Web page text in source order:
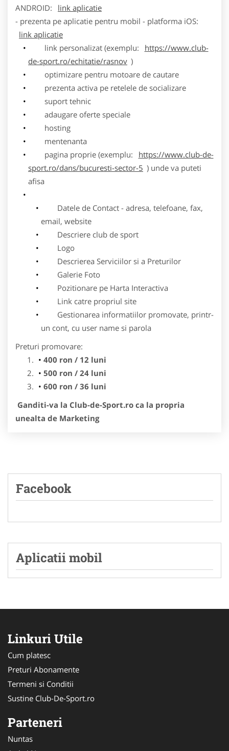
ANDROID:
link aplicatie
- prezenta pe aplicatie pentru mobil - platforma iOS:
link aplicatie
link personalizat (exemplu:
https://www.club-
de-sport.ro/echitatie/rasnov )
optimizare pentru motoare de cautare
prezenta activa pe retelele de socializare
suport tehnic
adaugare oferte speciale
hosting
mentenanta
pagina proprie (exemplu:
https://www.club-de-
sport.ro/dans/bucuresti-sector-5 ) unde va puteti
afisa
Datele de Contact - adresa, telefoane, fax,
email, website
Descriere club de sport
Logo
Descrierea Serviciilor si a Preturilor
Galerie Foto
Pozitionare pe Harta Interactiva
Link catre propriul site
Gestionarea informatiilor promovate, printr-
un cont, cu user name si parola
Preturi promovare:
400 ron / 12 luni
500 ron / 24 luni
600 ron / 36 luni
Ganditi-va la Club-de-Sport.ro ca la propria
unealta de Marketing
Facebook
Aplicatii mobil
Linkuri Utile
Cum platesc
Preturi Abonamente
Termeni si Conditii
Sustine Club-De-Sport.ro
Parteneri
Nuntas